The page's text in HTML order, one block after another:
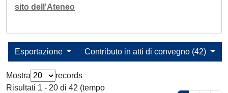
sito dell'Ateneo
Contributo in atti di convegno (42)
Esportazione
Mostra
records
Risultati 1 - 20 di 42 (tempo